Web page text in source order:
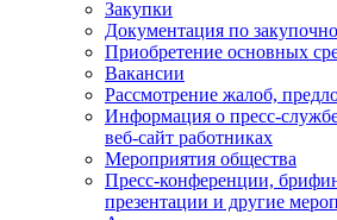
Закупки
Документация по
Приобретение основных
Вакансии
Рассмотрение жалоб,
Информация о пресс-
веб-сайт работниках
Мероприятия общества
Пресс-конференции,
презентации и другие